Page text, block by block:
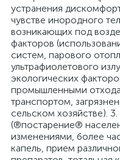
устранения
чувстве инородного
возникающих под
факторов
систем, парового
ультрафиолетового
экологических
промышленными
транспортом,
сельском хозяйстве).
(®постарение®
изменениями, более
капель, прием